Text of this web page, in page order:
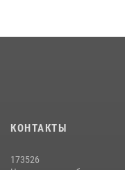
подвел итоги служебной
КОНТАКТЫ
173526